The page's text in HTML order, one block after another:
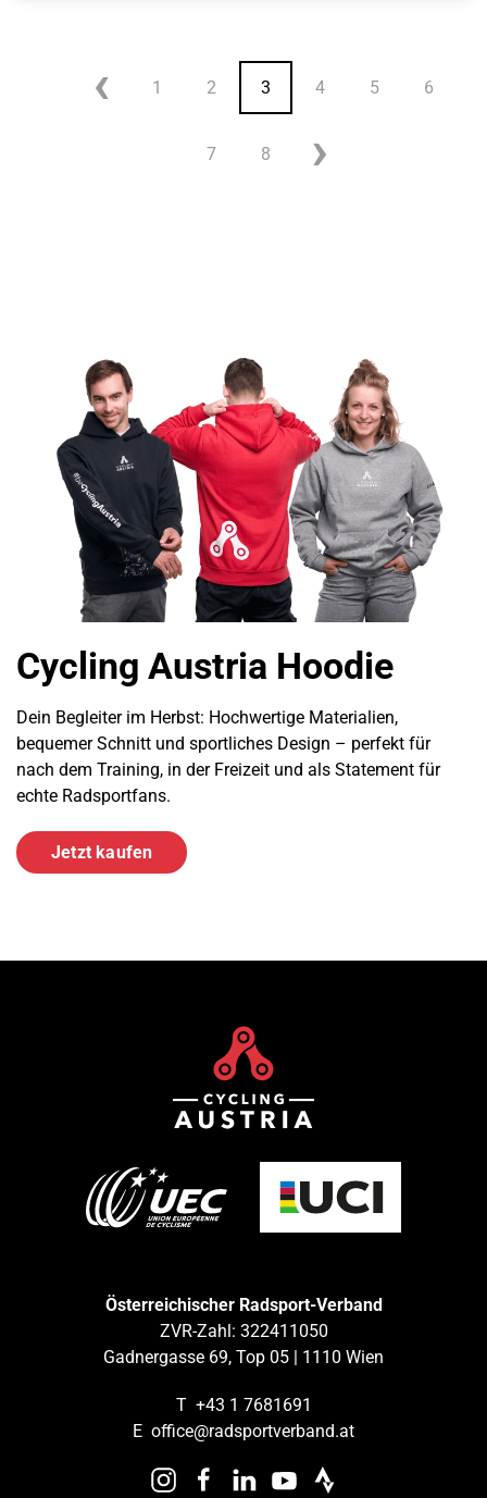
1 2 3 4 5 6
7 8
Cycling Austria Hoodie
Dein Begleiter im Herbst: Hochwertige Materialien,
bequemer Schnitt und sportliches Design – perfekt für
nach dem Training, in der Freizeit und als Statement für
echte Radsportfans.
Jetzt kaufen
Österreichischer Radsport-Verband
ZVR-Zahl: 322411050
Gadnergasse 69, Top 05 | 1110 Wien
T +43 1 7681691
E office@radsportverband.at